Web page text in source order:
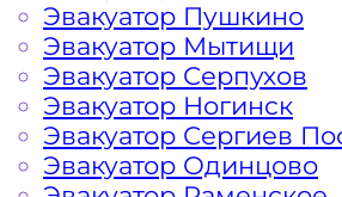
Эвакуатор Пушкино
Эвакуатор Мытищи
Эвакуатор Серпухов
Эвакуатор Ногинск
Эвакуатор Сергиев
Эвакуатор Одинцово